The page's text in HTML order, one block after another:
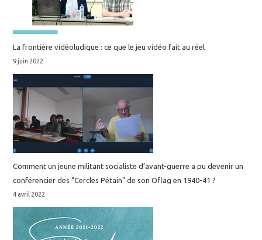
La frontière vidéoludique : ce que le jeu vidéo fait au réel
9 juin 2022
Comment un jeune militant socialiste d’avant-guerre a pu devenir un
conférencier des "Cercles Pétain" de son Oflag en 1940-41 ?
4 avril 2022